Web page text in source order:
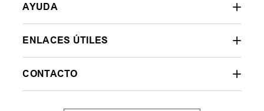
AYUDA
ENLACES ÚTILES
CONTACTO